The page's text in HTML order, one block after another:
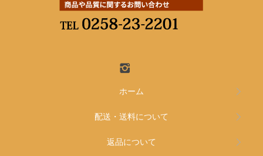
ホーム
配送・送料について
返品について